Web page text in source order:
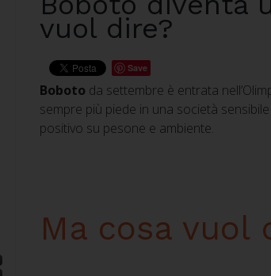
vuol dire?
Save
Boboto da settembre è entrata
sempre più piede in una società
positivo su pesone e ambiente.
Ma cosa vuol